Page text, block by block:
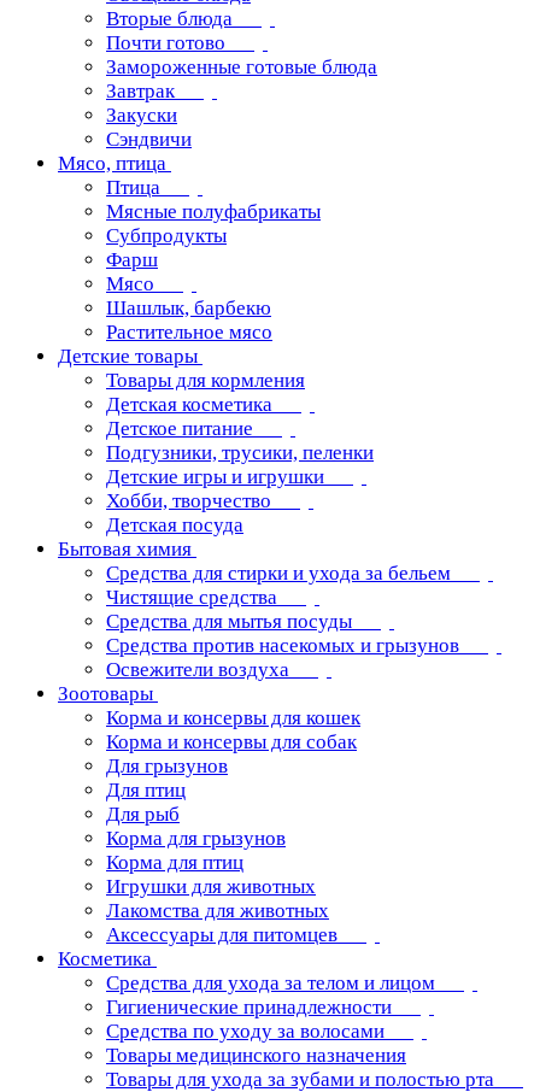
Вторые блюда
Почти готово
Замороженные готовые блюда
Завтрак
Закуски
Сэндвичи
Мясо, птица
Птица
Мясные полуфабрикаты
Субпродукты
Фарш
Мясо
Шашлык, барбекю
Растительное мясо
Детские товары
Товары для кормления
Детская косметика
Детское питание
Подгузники, трусики, пеленки
Детские игры и игрушки
Хобби, творчество
Детская посуда
Бытовая химия
Средства для стирки и ухода за бельем
Чистящие средства
Средства для мытья посуды
Средства против насекомых и грызунов
Освежители воздуха
Зоотовары
Корма и консервы для кошек
Корма и консервы для собак
Для грызунов
Для птиц
Для рыб
Корма для грызунов
Корма для птиц
Игрушки для животных
Лакомства для животных
Аксессуары для питомцев
Косметика
Средства для ухода за телом и лицом
Гигиенические принадлежности
Средства по уходу за волосами
Товары медицинского назначения
Товары для ухода за зубами и полостью рта